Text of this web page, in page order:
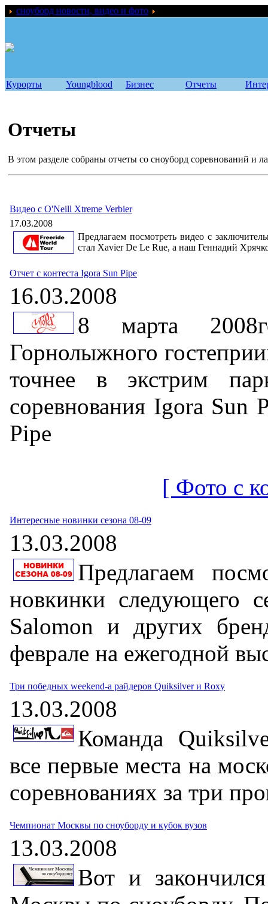
сноуборд новости, видео и фото
Курорты Youngblood Бизнес Отчеты
Отчеты
В этом разделе собраны отчеты со сноуборд соревнований
Видео с O'Neill Xtreme Verbier
17.03.2008
Предлагаем посмотреть видео с
стал Xavier De Le Rue, а наш Геннадий
Отчет с контеста Igora Sun Pipe
16.03.2008
8 марта
Горнолыжного
точнее в экстрим
соревнования Igora Sun
Pipe
[ Фото с
Интересные новинки сезона 08-09
13.03.2008
Предлагаем
новкинки следующего
Salomon и других
феврале на ежегодной
Три победных weekend-а райдеров Quiksilver и Roxy
13.03.2008
Команда
все первые места на
соревнованиях за три
Чемпионат Москвы по сноуборду и кубок вузов
13.03.2008
Вот и